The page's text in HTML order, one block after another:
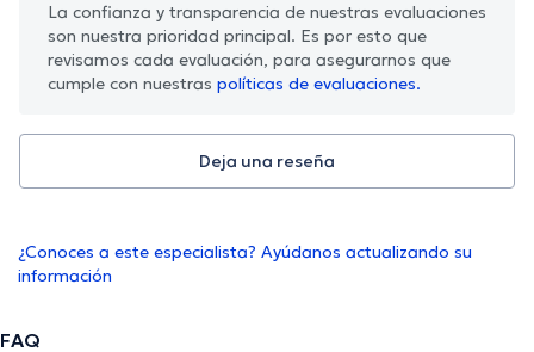
La confianza y transparencia de nuestras evaluaciones
son nuestra prioridad principal. Es por esto que
revisamos cada evaluación, para asegurarnos que
cumple con nuestras políticas de evaluaciones.
Deja una reseña
¿Conoces a este especialista? Ayúdanos actualizando su
información
FAQ